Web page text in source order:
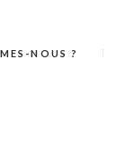
NOUS ?